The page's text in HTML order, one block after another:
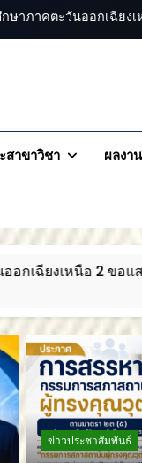
ยงเหนือ 2 ขอแสดงคว
าภาคตะวันออกเฉียงเ
สาขาวิชา ผลงา
ปร
ข่าวประชาสัมพันธ์